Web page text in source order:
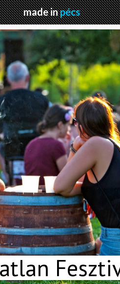
made inpécs